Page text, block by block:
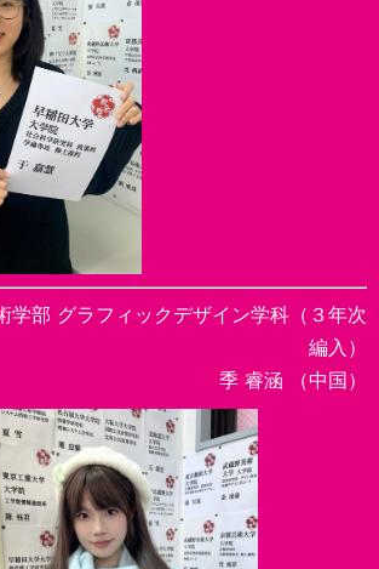
学部 グラフィックデザイン学科（３年次
編入）
季 睿涵 （中国）